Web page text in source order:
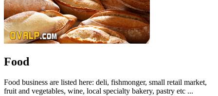
Food
Food business are listed here: deli, fishmonger, small retail market,
fruit and vegetables, wine, local specialty bakery, pastry etc ...